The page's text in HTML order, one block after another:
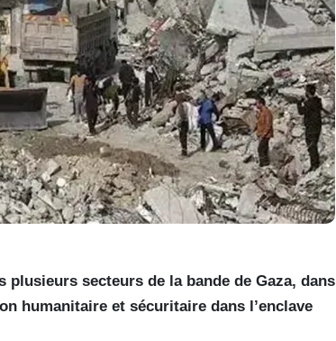
secteurs de la bande de Gaza, dans
humanitaire et sécuritaire dans l’enclave